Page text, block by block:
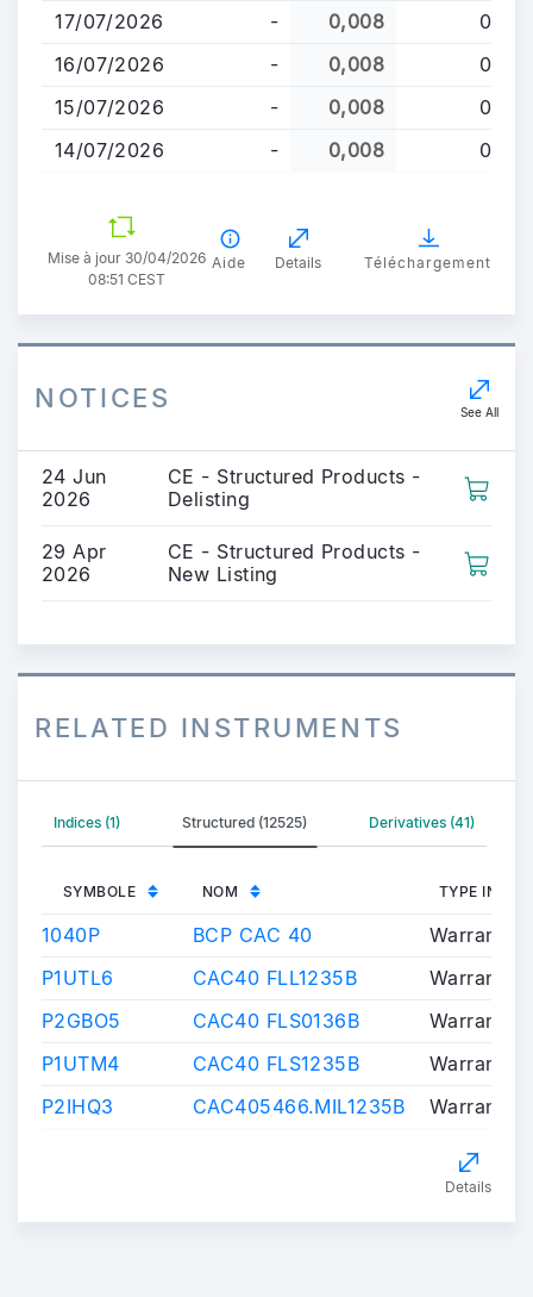
principal
17/07/2026
- 0,008
0
16/07/2026
- 0,008
0
15/07/2026
- 0,008
0
14/07/2026
- 0,008 0
Mise à jour 30/04/2026
08:51 CEST
Aide Details Téléchargement
NOTICES See All
24 Jun
2026
CE - Structured Products -
Delisting
29 Apr
2026
CE - Structured Products -
New Listing
RELATED INSTRUMENTS
Indices (1) Structured (12525) Derivatives (41)
SYMBOLE NOM TYPE
1040P BCP CAC 40
Warrants/
P1UTL6
CAC40 FLL1235B
Warrants/
P2GBO5
CAC40 FLS0136B
Warrants/
P1UTM4
CAC40 FLS1235B
Warrants/
P2IHQ3
CAC405466.MIL1235B Warrants/
Details